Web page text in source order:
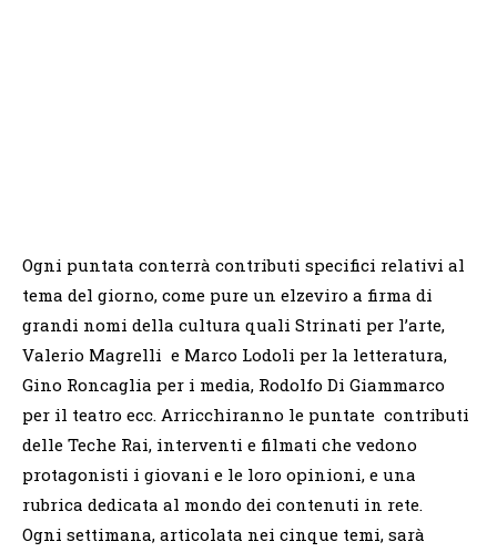
Ogni puntata conterrà contributi specifici relativi al
tema del giorno, come pure un elzeviro a firma di
grandi nomi della cultura quali Strinati per l’arte,
Valerio Magrelli e Marco Lodoli per la letteratura,
Gino Roncaglia per i media, Rodolfo Di Giammarco
per il teatro ecc. Arricchiranno le puntate contributi
delle Teche Rai, interventi e filmati che vedono
protagonisti i giovani e le loro opinioni, e una
rubrica dedicata al mondo dei contenuti in rete.
Ogni settimana, articolata nei cinque temi, sarà